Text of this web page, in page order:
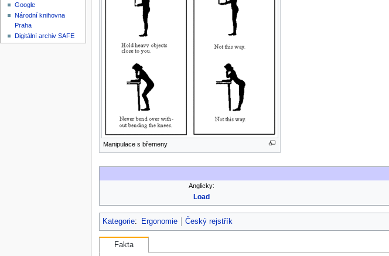
Manipulace s břemeny
Anglicky:
Load
Kategorie: Ergonomie Český rejstřík
Fakta
Google
Národní knihovna
Praha
Digitální archiv SAFE